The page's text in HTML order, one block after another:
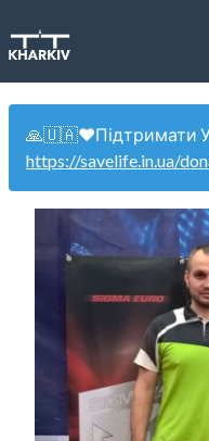
🙏🇺🇦❤️Підтримати
https://savelife.in.ua/